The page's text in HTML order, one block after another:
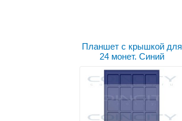
Планшет с крышкой для
24 монет. Синий